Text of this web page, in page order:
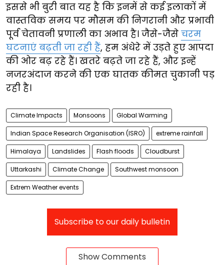
इससे भी बुरी बात यह है कि इनमें से कई इलाकों में
वास्तविक समय पर मौसम की निगरानी और प्रभावी
पूर्व चेतावनी प्रणाली का अभाव है। जैसे-जैसे चरम
घटनाएं बढ़ती जा रही हैं, हम अंधेरे में उड़ते हुए आपदा
की ओर बढ़ रहे हैं। खतरे बढ़ते जा रहे हैं, और इन्हें
नजरअंदाज करने की एक घातक कीमत चुकानी पड़
रही है।
Climate Impacts Monsoons Global Warming
Indian Space Research Organisation (ISRO) extreme rainfall
Himalaya Landslides Flash floods Cloudburst
Uttarkashi Climate Change Southwest monsoon
Extrem Weather events
Subscribe to our daily bulletin
Show Comments